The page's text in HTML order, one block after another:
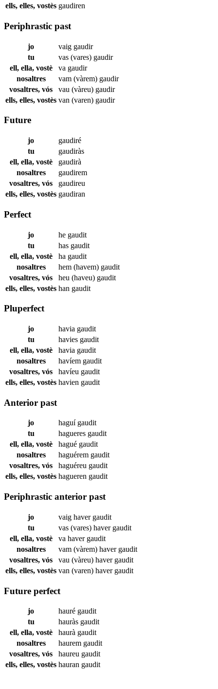
ells, elles, vostès gaudiren
Periphrastic past
jo vaig gaudir
tu
vas (vares) gaudir
ell, ella, vostè
va gaudir
nosaltres
vam (vàrem) gaudir
vosaltres, vós
vau (vàreu) gaudir
ells, elles, vostès van (varen) gaudir
Future
jo
gaudiré
tu
gaudiràs
ell, ella, vostè
gaudirà
nosaltres
gaudirem
vosaltres, vós
gaudireu
ells, elles, vostès gaudiran
Perfect
jo he gaudit
tu
has gaudit
ell, ella, vostè
ha gaudit
nosaltres
hem (havem) gaudit
vosaltres, vós
heu (haveu) gaudit
ells, elles, vostès han gaudit
Pluperfect
jo havia gaudit
tu
havies gaudit
ell, ella, vostè
havia gaudit
nosaltres
havíem gaudit
vosaltres, vós
havíeu gaudit
ells, elles, vostès havien gaudit
Anterior past
jo haguí gaudit
tu
hagueres gaudit
ell, ella, vostè
hagué gaudit
nosaltres
haguérem gaudit
vosaltres, vós
haguéreu gaudit
ells, elles, vostès hagueren gaudit
Periphrastic anterior past
jo vaig haver gaudit
tu
vas (vares) haver gaudit
ell, ella, vostè
va haver gaudit
nosaltres
vam (vàrem) haver gaudit
vosaltres, vós
vau (vàreu) haver gaudit
ells, elles, vostès van (varen) haver gaudit
Future perfect
jo hauré gaudit
tu
hauràs gaudit
ell, ella, vostè
haurà gaudit
nosaltres
haurem gaudit
vosaltres, vós
haureu gaudit
ells, elles, vostès hauran gaudit